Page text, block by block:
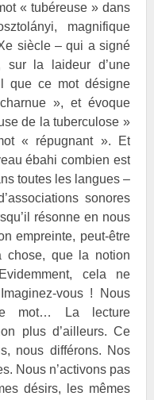
« tubéreuse » dans
magnifique
siècle – qui a signé
sur la laideur d’une
que ce mot désigne
», et évoque
de la tuberculose »
« répugnant ». Et
ébahi combien est
toutes les langues –
sonores
résonne en nous
empreinte, peut-être
chose, que la notion
cela ne
vous ! Nous
mot… La lecture
plus d’ailleurs. Ce
nous différons. Nos
Nous n’activons pas
désirs, les mêmes